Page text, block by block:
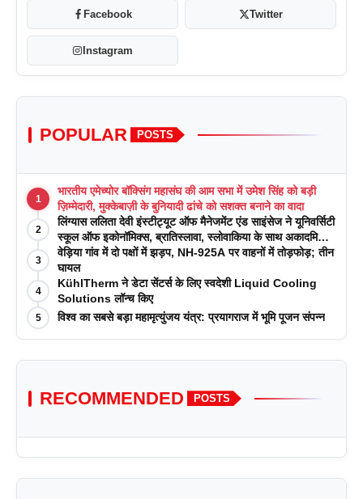
Facebook Twitter
Instagram
POPULAR POSTS
1
भारतीय एमेच्योर बॉक्सिंग महासंघ की आम सभा में उमेश सिंह को बड़ी
ज़िम्मेदारी, मुक्केबाज़ी के बुनियादी ढांचे को सशक्त बनाने का वादा
2
लिंग्यास ललिता देवी इंस्टीट्यूट ऑफ मैनेजमेंट एंड साइंसेज ने यूनिवर्सिटी
स्कूल ऑफ इकोनॉमिक्स, ब्रातिस्लावा, स्लोवाकिया के साथ अकादमिक
पत्रिकाओं में प्रकाशन रणनीतियों पर एक दिवसीय कार्यशाला का
आयोजन किया
3
वेड़िया गांव में दो पक्षों में झड़प, NH-925A पर वाहनों में तोड़फोड़; तीन
घायल
4
KühlTherm ने डेटा सेंटर्स के लिए स्वदेशी Liquid Cooling
Solutions लॉन्च किए
5 विश्व का सबसे बड़ा महामृत्युंजय यंत्र: प्रयागराज में भूमि पूजन संपन्न
RECOMMENDED POSTS